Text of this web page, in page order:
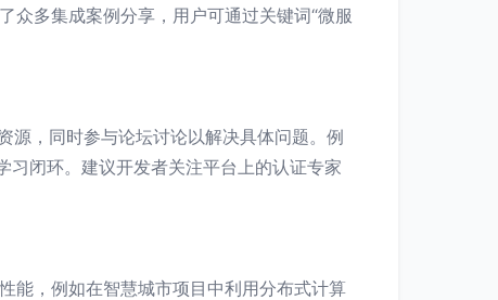
众多集成案例分享，用户可通过关键词“微服
源，同时参与论坛讨论以解决具体问题。例
习闭环。建议开发者关注平台上的认证专家
能，例如在智慧城市项目中利用分布式计算